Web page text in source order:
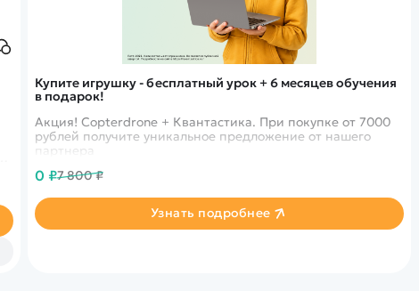
Купите игрушку - бесплатный урок + 6 месяцев обучения
в подарок!
Акция! Copterdrone + Квантастика. При покупке от 7000
рублей получите уникальное предложение от нашего
партнера
0 ₽7 800 ₽
Узнать подробнее